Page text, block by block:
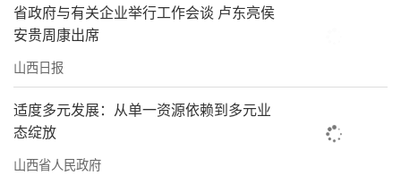
省政府与有关企业举行工作会谈 卢东亮侯
安贵周康出席
山西日报
适度多元发展：从单一资源依赖到多元业
态绽放
山西省人民政府